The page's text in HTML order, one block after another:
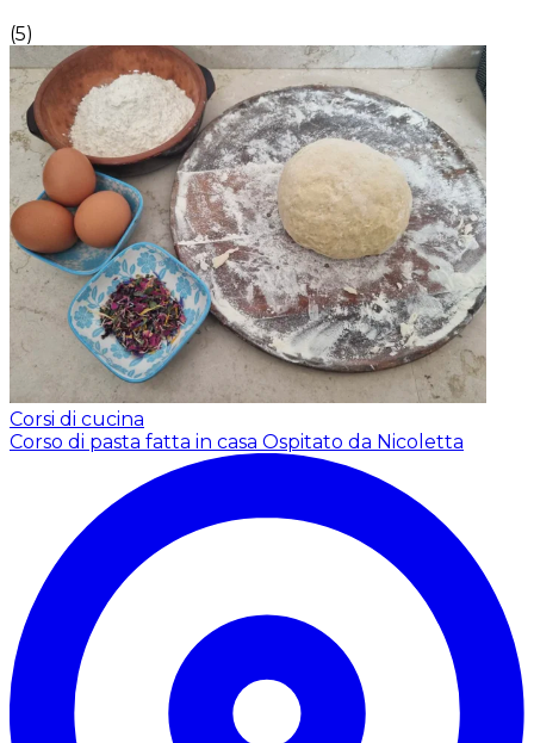
(5)
Corsi di cucina
Corso di pasta fatta in casa Ospitato da Nicoletta